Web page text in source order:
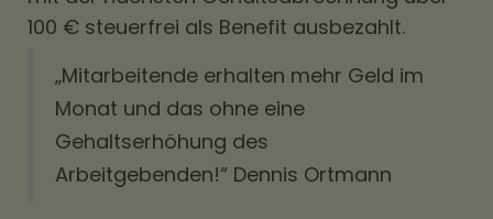
100 € steuerfrei als Benefit ausbezahlt.
„Mitarbeitende erhalten mehr Geld im
Monat und das ohne eine
Gehaltserhöhung des
Arbeitgebenden!“ Dennis Ortmann